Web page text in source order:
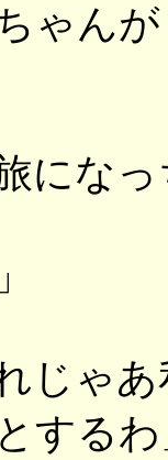
ゃん
にな
じゃあ
するわ